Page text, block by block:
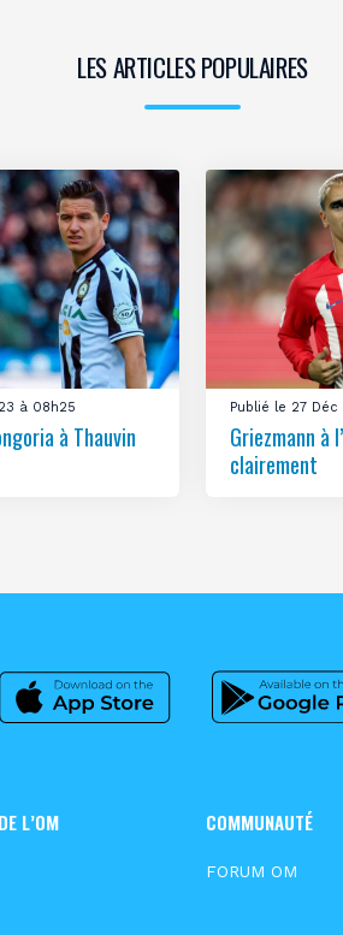
LES ARTICLES POPULAIRES
à 08h25
à Thauvin
Publié le 27 Déc
Griezmann à
clairement
L’OM COMMUNAUTÉ
FORUM OM